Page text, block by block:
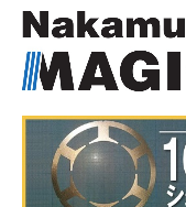
HOME
技術紹介
ナカムラ マジック